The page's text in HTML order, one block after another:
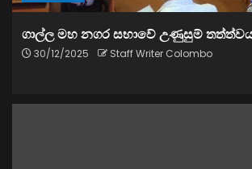
ගාල්ල මහ නගර සභාවේ උණුසුම්
30/12/2025 Staff Writer Colombo